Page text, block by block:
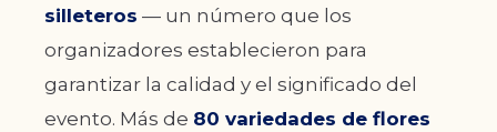
silleteros — un número que los
organizadores establecieron para
garantizar la calidad y el significado del
evento. Más de 80 variedades de flores